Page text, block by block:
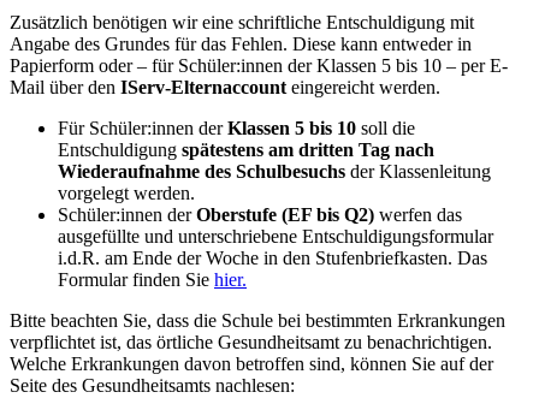
Zusätzlich benötigen wir eine schriftliche Entschuldigung mit
Angabe des Grundes für das Fehlen. Diese kann entweder in
Papierform oder – für Schüler:innen der Klassen 5 bis 10 – per E-
Mail über den IServ-Elternaccount eingereicht werden.
Für Schüler:innen derKlassen 5 bis 10 soll die
Entschuldigung spätestens am dritten Tag nach
Wiederaufnahme des Schulbesuchs der Klassenleitung
vorgelegt werden.
Schüler:innen derOberstufe (EF bis Q2) werfen das
ausgefüllte und unterschriebene Entschuldigungsformular
i.d.R. am Ende der Woche in den Stufenbriefkasten. Das
Formular finden Sie hier.
Bitte beachten Sie, dass die Schule bei bestimmten Erkrankungen
verpflichtet ist, das örtliche Gesundheitsamt zu benachrichtigen.
Welche Erkrankungen davon betroffen sind, können Sie auf der
Seite des Gesundheitsamts nachlesen: